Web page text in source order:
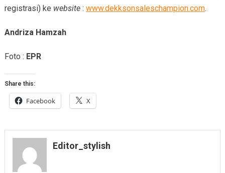
registrasi) ke website: www.dekksonsaleschampion.com.
Andriza Hamzah
Foto : EPR
Share this:
Facebook X
Editor_stylish